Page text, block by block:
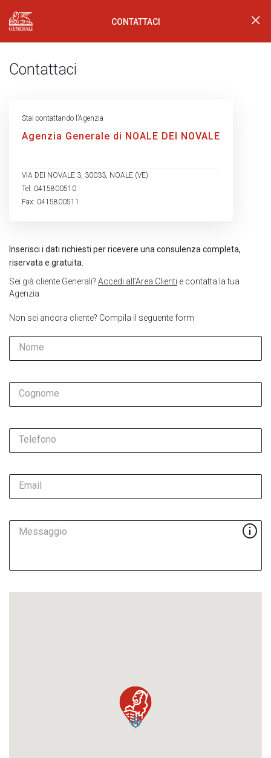
Generali Logo CONTATTACI
Contattaci
Inserisci i dati richiesti per ricevere una consulenza completa,
riservata e gratuita.
Sei già cliente Generali? Accedi all’Area Clienti e contatta la tua
Agenzia
Non sei ancora cliente? Compila il seguente form
Nome
Cognome
Telefono
Email
Messaggio
Stai contattando l’Agenzia
Agenzia Generale di NOALE DEI NOVALE
VIA DEI NOVALE 3, 30033, NOALE (VE)
Tel: 0415800510
Fax: 0415800511